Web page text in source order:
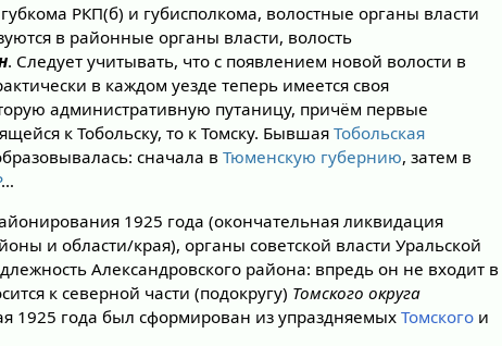
РКП(б) и губисполкома, волостные органы власти
в районные органы власти, волость
. Следует учитывать, что с появлением новой волости в
в каждом уезде теперь имеется своя
административную путаницу, причём первые
к Тобольску, то к Томску. БывшаяТобольская
сначала вТюменскую губернию, затем в
…
1925 года (окончательная ликвидация
и области/края), органы советской власти Уральской
Александровского района: впредь он не входит в
к северной части (подокругу) Томского округа
1925 года был сформирован из упраздняемыхТомского и